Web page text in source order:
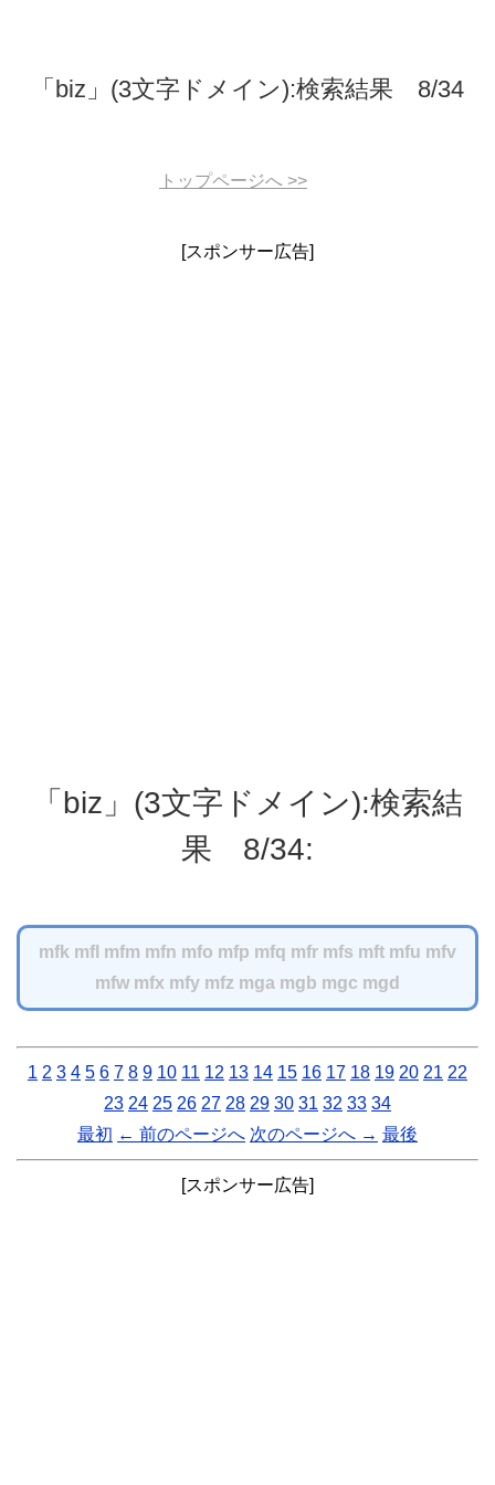
「biz」(3文字ドメイン):検索結果 8/34
トップページへ >>
[スポンサー広告]
「biz」(3文字ドメイン):検索結
果 8/34:
mfk mfl mfm mfn mfo mfp mfq mfr mfs mft mfu mfv
mfw mfx mfy mfz mga mgb mgc mgd
1 2 3 4 5 6 7 8 9 10 11 12 13 14 15 16 17 18 19 20 21 22
23 24 25 26 27 28 29 30 31 32 33 34
最初 ← 前のページへ 次のページへ → 最後
[スポンサー広告]